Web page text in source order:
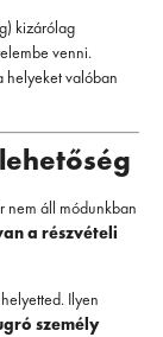
kizárólag
venni.
helyeket valóban
nem áll módunkban
a részvételi
Ilyen
személy